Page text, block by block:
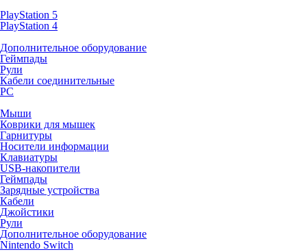
PlayStation 5
PlayStation 4
Дополнительное оборудование
Геймпады
Рули
Кабели соединительные
PC
Мыши
Коврики для мышек
Гарнитуры
Носители информации
Клавиатуры
USB-накопители
Геймпады
Зарядные устройства
Кабели
Джойстики
Рули
Дополнительное оборудование
Nintendo Switch